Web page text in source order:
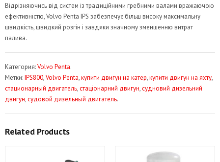
Відрізняючись від систем із традиційними гребними валами вражаючою
ефективністю, Volvo Penta IPS забезпечує більш високу максимальну
швидкість, швидкий розгін і завдяки значному зменшенню витрат
палива.
Категория:Volvo Penta.
Метки:IPS800,Volvo Penta,купити двигун на катер,купити двигун на яхту,
стационарный двигатель,стаціонарний двигун,судновий дизельний
двигун,судовой дизельный двигатель.
Related Products